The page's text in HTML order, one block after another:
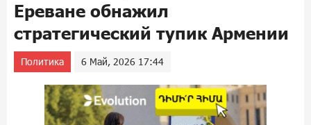
Ереване обнажил
стратегический тупик Армении
Политика 6 Май, 2026 17:44